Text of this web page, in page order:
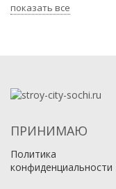
показать все
ПРИНИМАЮ
Политика
конфиденциальности